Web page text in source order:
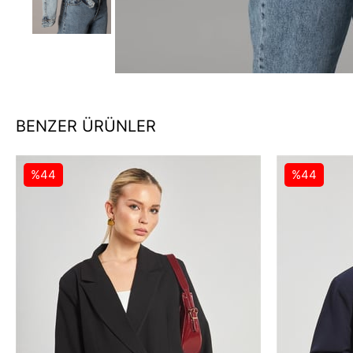
BENZER ÜRÜNLER
%44 %44